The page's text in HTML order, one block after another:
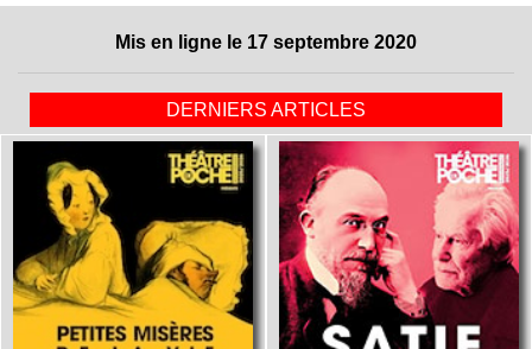
Mis en ligne le 17 septembre 2020
DERNIERS ARTICLES